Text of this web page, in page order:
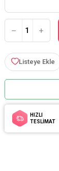
Listeye Ekle
HIZLI
TESLİMAT